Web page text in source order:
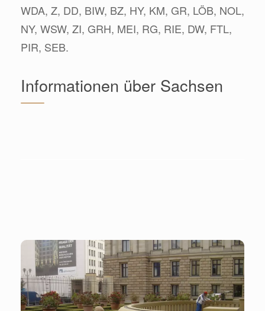
WDA, Z, DD, BIW, BZ, HY, KM, GR, LÖB, NOL,
NY, WSW, ZI, GRH, MEI, RG, RIE, DW, FTL,
PIR, SEB.
Informationen über Sachsen